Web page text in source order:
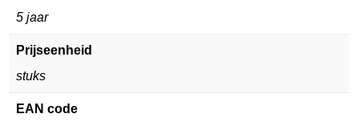
5 jaar
Prijseenheid
stuks
EAN code